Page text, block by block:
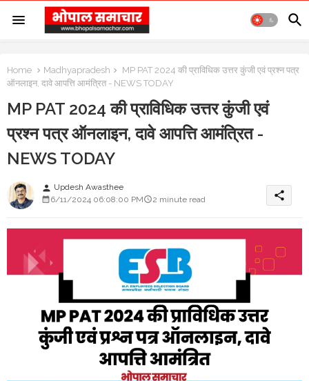
Home Madhyapradesh
MP PAT 2024 की प्राविधिक उत्तर कुंजी एवं प्रश्न पत्र
ऑनलाइन, दावे आपत्ति आमंत्रित - NEWS TODAY
MP PAT 2024 की प्राविधिक उत्तर कुंजी एवं
प्रश्न पत्र ऑनलाइन, दावे आपत्ति आमंत्रित -
NEWS TODAY
person Updesh Awasthee
6/11/2024 06:08:00 PM
2 minute read share